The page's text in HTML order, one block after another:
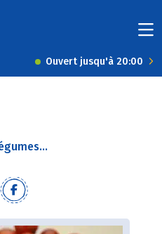
Ouvert jusqu'à 20:00